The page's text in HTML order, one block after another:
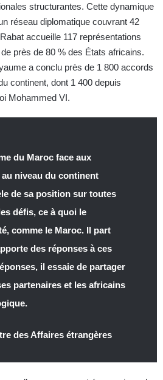
structurantes. Cette dynamique
réseau diplomatique couvrant 42
accueille 117 représentations
près de 80 % des États africains.
a conclu près de 1 800 accords
continent, dont 1 400 depuis
Mohammed VI.
du Maroc face aux
au niveau du continent
de sa position sur toutes
défis, ce à quoi le
comme le Maroc. Il part
des réponses à ces
il essaie de partager
partenaires et les africains
des Affaires étrangères